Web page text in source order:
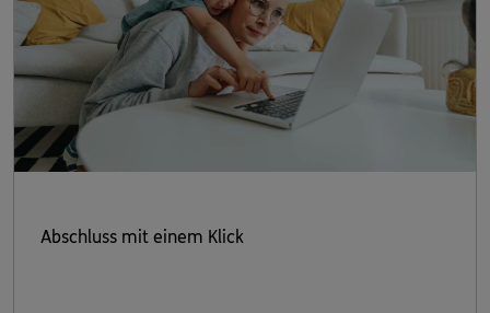
Abschluss mit einem Klick